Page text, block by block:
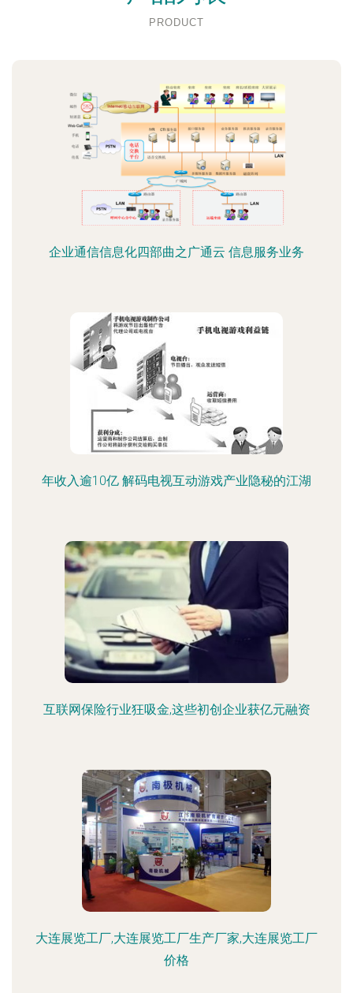
PRODUCT
企业通信信息化四部曲之广通云 信息服务业务
年收入逾10亿 解码电视互动游戏产业隐秘的江湖
互联网保险行业狂吸金,这些初创企业获亿元融资
大连展览工厂,大连展览工厂生产厂家,大连展览工厂
价格